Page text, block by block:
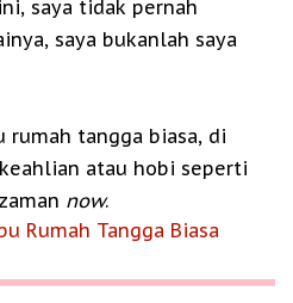
saya tidak pernah
saya bukanlah saya
rumah tangga biasa, di
atau hobi seperti
now.
Rumah Tangga Biasa